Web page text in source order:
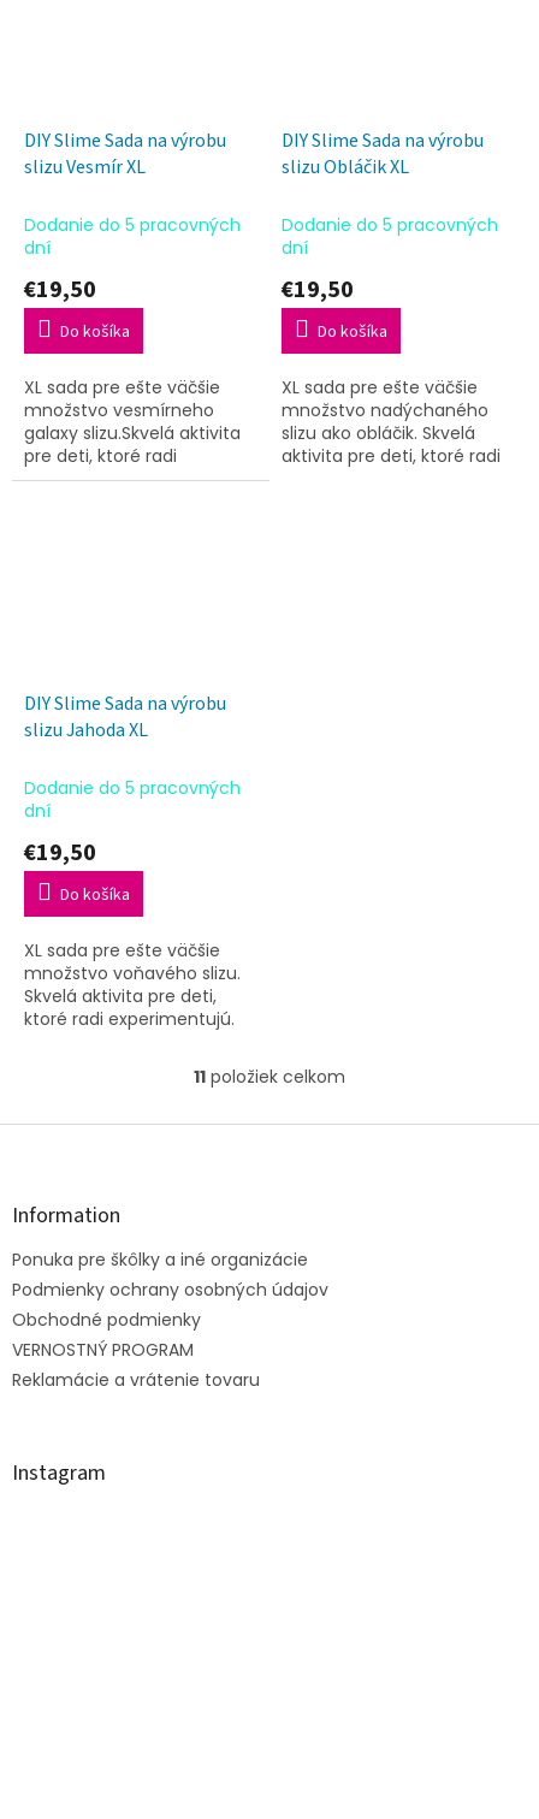
DIY Slime Sada na výrobu
slizu Vesmír XL
Dodanie do 5 pracovných
dní
€19,50
Do košíka
XL sada pre ešte väčšie
množstvo vesmírneho
galaxy slizu.Skvelá aktivita
pre deti, ktoré radi
experimentujú.
DIY Slime Sada na výrobu
slizu Obláčik XL
Dodanie do 5 pracovných
dní
€19,50
Do košíka
XL sada pre ešte väčšie
množstvo nadýchaného
slizu ako obláčik. Skvelá
aktivita pre deti, ktoré radi
DIY Slime Sada na výrobu
slizu Jahoda XL
Dodanie do 5 pracovných
dní
€19,50
Do košíka
XL sada pre ešte väčšie
množstvo voňavého slizu.
Skvelá aktivita pre deti,
ktoré radi experimentujú.
O
l
e
p
11 položiek celkom
Z
Information
Ponuka pre škôlky a iné organizácie
Podmienky ochrany osobných údajov
Obchodné podmienky
VERNOSTNÝ PROGRAM
Reklamácie a vrátenie tovaru
Instagram